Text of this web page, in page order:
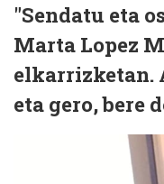
"Sendatu eta
Marta Lopez
elkarrizketan.
eta gero, bere